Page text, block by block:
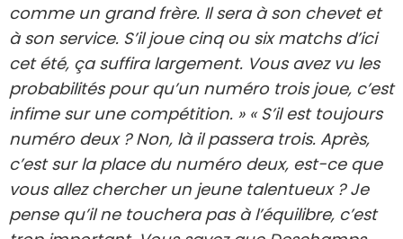
comme un grand frère. Il sera à son chevet et
à son service. S’il joue cinq ou six matchs d’ici
cet été, ça suffira largement. Vous avez vu les
probabilités pour qu’un numéro trois joue, c’est
infime sur une compétition. » « S’il est toujours
numéro deux ? Non, là il passera trois. Après,
c’est sur la place du numéro deux, est-ce que
vous allez chercher un jeune talentueux ? Je
pense qu’il ne touchera pas à l’équilibre, c’est